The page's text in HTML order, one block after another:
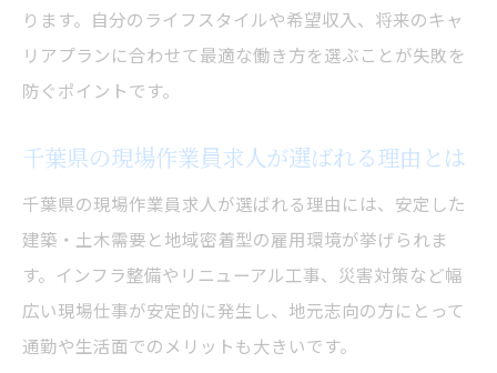
寮完備で働ける現場作業員求人を千葉県で探す
現場作業員求人で寮完備を選ぶメリット
寮付き現場作業員求人の千葉県での探し方
千葉県の寮完備現場作業員求人で安定生活
千葉県現場作業員求人で寮完備を活かした
働き方
未経験から挑戦できる現場作業員求人特集
ります。自分のライフスタイルや希望収入、将来のキャ
リアプランに合わせて最適な働き方を選ぶことが失敗を
防ぐポイントです。
千葉県の現場作業員求人が選ばれる理由とは
千葉県の現場作業員求人が選ばれる理由には、安定した
建築・土木需要と地域密着型の雇用環境が挙げられま
す。インフラ整備やリニューアル工事、災害対策など幅
広い現場仕事が安定的に発生し、地元志向の方にとって
通勤や生活面でのメリットも大きいです。